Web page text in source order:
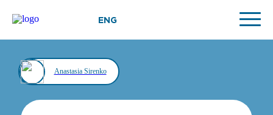
ENG
Anastasia Sirenko